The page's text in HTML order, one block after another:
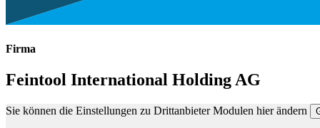
Firma
Feintool International Holding AG
Sie können die Einstellungen zu Drittanbieter Modulen hier ändern